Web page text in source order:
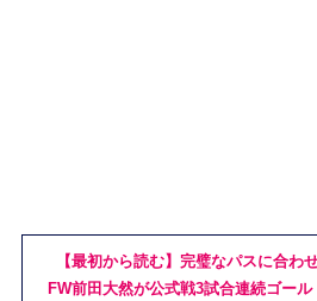
【最初から読む】完璧なパスに合わ
FW前田大然が公式戦3試合連続ゴー